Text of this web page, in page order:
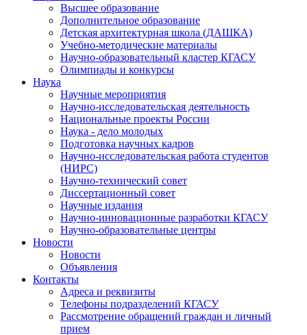
Высшее образование
Дополнительное образование
Детская архитектурная школа (ДАШКА)
Учебно-методические материалы
Научно-образовательный кластер КГАСУ
Олимпиады и конкурсы
Наука
Научные мероприятия
Научно-исследовательская деятельность
Национальные проекты России
Наука - дело молодых
Подготовка научных кадров
Научно-исследовательская работа студентов
(НИРС)
Научно-технический совет
Диссертационный совет
Научные издания
Научно-инновационные разработки КГАСУ
Научно-образовательные центры
Новости
Новости
Объявления
Контакты
Адреса и реквизиты
Телефоны подразделений КГАСУ
Рассмотрение обращений граждан и личный
прием